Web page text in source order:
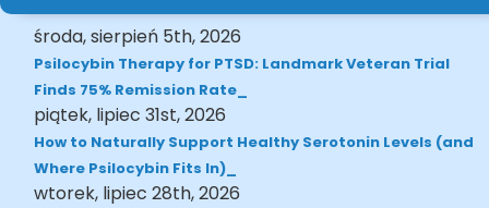
środa, sierpień 5th, 2026
Psilocybin Therapy for PTSD: Landmark Veteran Trial
Finds 75% Remission Rate
piątek, lipiec 31st, 2026
How to Naturally Support Healthy Serotonin Levels (and
Where Psilocybin Fits In)
wtorek, lipiec 28th, 2026